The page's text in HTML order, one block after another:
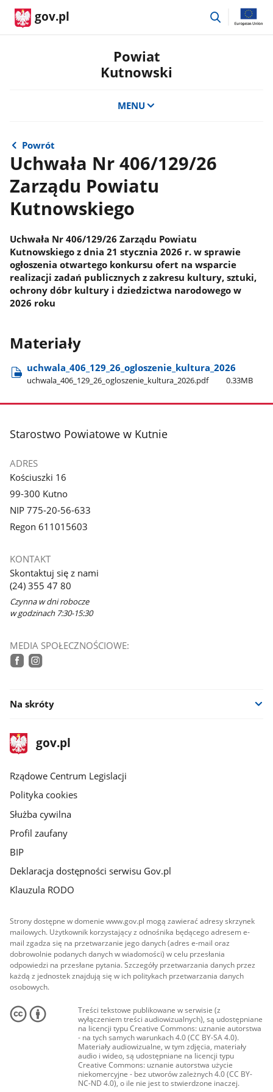
gov.pl
przejdź
Powiat
Kutnowski
MENU
Powrót
Uchwała Nr 406/129/26
Zarządu Powiatu
Kutnowskiego
Uchwała Nr 406/129/26 Zarządu Powiatu
Kutnowskiego z dnia 21 stycznia 2026 r. w sprawie
ogłoszenia otwartego konkursu ofert na wsparcie
realizacji zadań publicznych z zakresu kultury, sztuki,
ochrony dóbr kultury i dziedzictwa narodowego w
2026 roku
Materiały
uchwala​_406​_129​_26​_ogloszenie​_kultura​_2026
uchwala​_406​_129​_26​_ogloszenie​_kultura​_2026.pdf 0.33MB
stopka
Starostwo Powiatowe w Kutnie
ADRES
Kościuszki 16
99-300 Kutno
NIP 775-20-56-633
Regon 611015603
KONTAKT
Skontaktuj się z nami
(24) 355 47 80
Czynna w dni robocze
w godzinach 7:30-15:30
MEDIA SPOŁECZNOŚCIOWE:
Na skróty
stopka
gov.plStrona
gov.pl
Rządowe Centrum Legislacji
Polityka cookies
Służba cywilna
Profil zaufany
BIP
Deklaracja dostępności serwisu Gov.pl
Klauzula RODO
Strony dostępne w domenie www.gov.pl mogą zawierać adresy skrzynek
mailowych. Użytkownik korzystający z odnośnika będącego adresem e-
mail zgadza się na przetwarzanie jego danych (adres e-mail oraz
dobrowolnie podanych danych w wiadomości) w celu przesłania
odpowiedzi na przesłane pytania. Szczegóły przetwarzania danych przez
każdą z jednostek znajdują się w ich politykach przetwarzania danych
osobowych.
Treści tekstowe publikowane w serwisie (z
wyłączeniem treści audiowizualnych), są udostępniane
na licencji typu Creative Commons: uznanie autorstwa
- na tych samych warunkach 4.0 (CC BY-SA 4.0).
Materiały audiowizualne, w tym zdjęcia, materiały
audio i wideo, są udostępniane na licencji typu
Creative Commons: uznanie autorstwa użycie
niekomercyjne - bez utworów zależnych 4.0 (CC BY-
NC-ND 4.0), o ile nie jest to stwierdzone inaczej.